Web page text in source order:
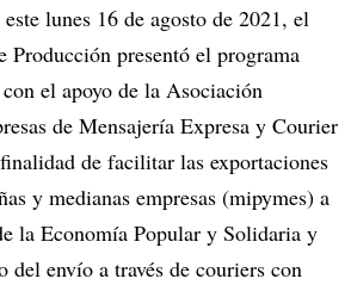
este lunes 16 de agosto de 2021, el
Producción presentó el programa
el apoyo de la Asociación
de Mensajería Expresa y Courier
de facilitar las exportaciones
y medianas empresas (mipymes) a
la Economía Popular y Solidaria y
del envío a través de couriers con